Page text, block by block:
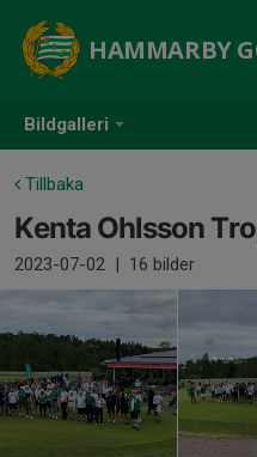
Bildgalleri
HAMMARBY
Tillbaka
Kenta Ohlsson
2023-07-02 | 16 bilder